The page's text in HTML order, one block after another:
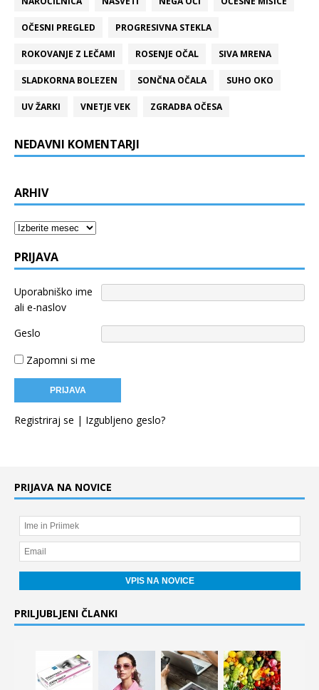
OČESNI PREGLED PROGRESIVNA STEKLA
ROKOVANJE Z LEČAMI ROSENJE OČAL SIVA MRENA
SLADKORNA BOLEZEN SONČNA OČALA SUHO OKO
UV ŽARKI VNETJE VEK ZGRADBA OČESA
NEDAVNI KOMENTARJI
ARHIV
Arhiv
PRIJAVA
Uporabniško ime
ali e-naslov
Geslo
Zapomni si me
Registriraj se | Izgubljeno geslo?
PRIJAVA NA NOVICE
PRILJUBLJENI ČLANKI